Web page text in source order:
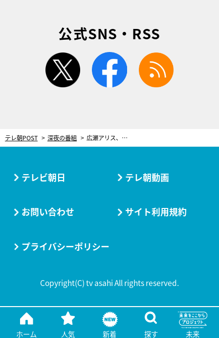
公式SNS・RSS
twitter facebook
テレ朝POST 深夜の番組 広瀬アリス、愛犬を抱きながらVTR鑑賞！血統書から犬の親は見つかる⁈
ホーム 人気 新着 探す 未来
テレビ朝日 テレ朝動画
お問い合わせ サイト利用規約
プライバシーポリシー
Copyright(C) tv asahi All rights reserved.